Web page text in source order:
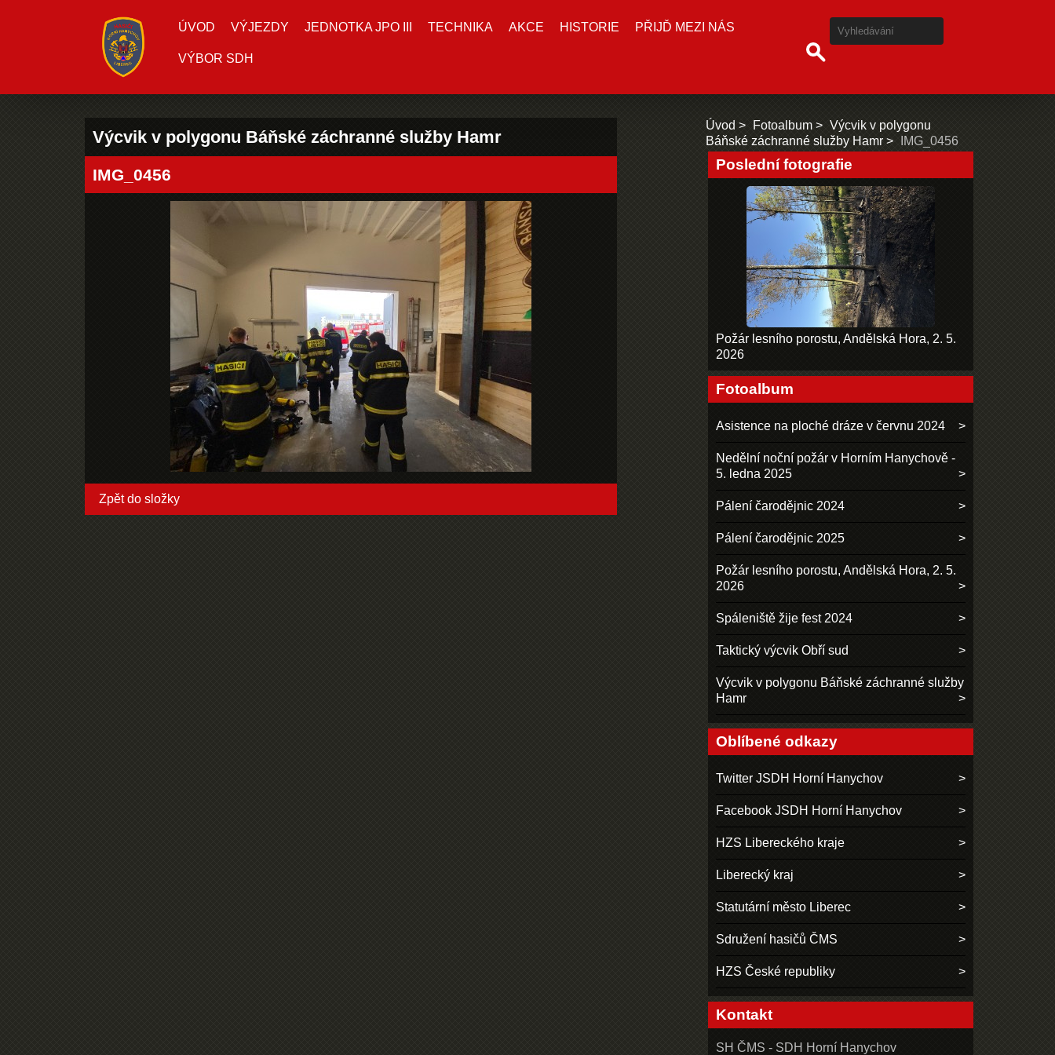
ÚVOD VÝJEZDY JEDNOTKA JPO III TECHNIKA AKCE HISTORIE PŘIJĎ MEZI NÁS
VÝBOR SDH
Výcvik v polygonu Báňské záchranné služby Hamr
IMG_0456
Zpět do složky
Úvod Fotoalbum
Výcvik v polygonu
Báňské záchranné služby Hamr
IMG_0456
Poslední fotografie
Požár lesního porostu, Andělská Hora, 2. 5.
2026
Fotoalbum
Asistence na ploché dráze v červnu 2024
Nedělní noční požár v Horním Hanychově -
5. ledna 2025
Pálení čarodějnic 2024
Pálení čarodějnic 2025
Požár lesního porostu, Andělská Hora, 2. 5.
2026
Spáleniště žije fest 2024
Taktický výcvik Obří sud
Výcvik v polygonu Báňské záchranné služby
Hamr
Oblíbené odkazy
Twitter JSDH Horní Hanychov
Facebook JSDH Horní Hanychov
HZS Libereckého kraje
Liberecký kraj
Statutární město Liberec
Sdružení hasičů ČMS
HZS České republiky
Kontakt
SH ČMS - SDH Horní Hanychov